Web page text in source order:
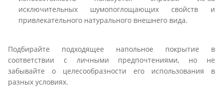
исключительных шумопоглощающих свойств и
привлекательного натурального внешнего вида.
Подбирайте подходящее напольное покрытие в
соответствии с личными предпочтениями, но не
забывайте о целесообразности его использования в
разных условиях.